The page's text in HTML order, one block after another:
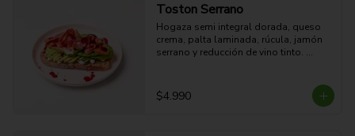
Toston Serrano
Hogaza semi integral dorada, queso
crema, palta laminada, rúcula, jamón
serrano y reducción de vino tinto.
$4.990